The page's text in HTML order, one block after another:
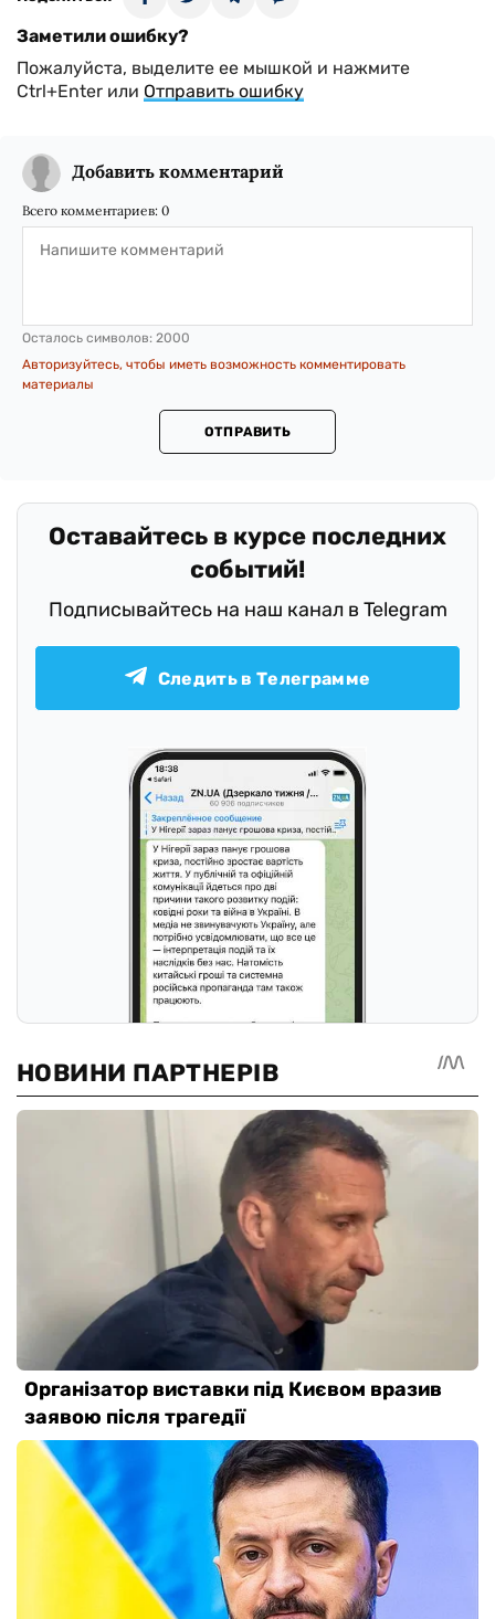
Заметили ошибку?
Пожалуйста, выделите ее мышкой и нажмите
Ctrl+Enter или Отправить ошибку
Добавить комментарий
Всего комментариев: 0
Осталось символов: 2000
Авторизуйтесь, чтобы иметь возможность комментировать
материалы
ОТПРАВИТЬ
Оставайтесь в курсе последних
событий!
Подписывайтесь на наш канал в Telegram
Следить в Телеграмме